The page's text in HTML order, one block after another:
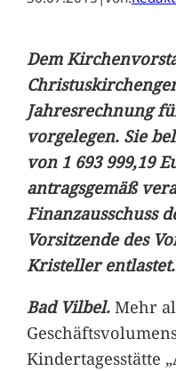
Dem
Jahresrechnung
vorgelegen. Sie
von 1 693 999,19
antragsgemäß
Finanzausschuss
Vorsitzende des
Kristeller entlastet.
Bad Vilbel. Mehr
Kindertagesstätte